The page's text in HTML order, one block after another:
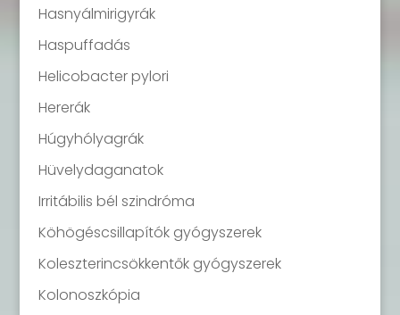
Hasnyálmirigyrák
Haspuffadás
Helicobacter pylori
Hererák
Húgyhólyagrák
Hüvelydaganatok
Irritábilis bél szindróma
Köhögéscsillapítók gyógyszerek
Koleszterincsökkentők gyógyszerek
Kolonoszkópia